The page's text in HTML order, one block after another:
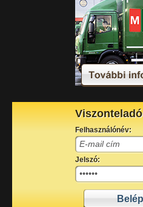
Felhasználónév:
Jelszó: